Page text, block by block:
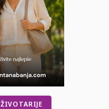
ŽIVOTARIJE